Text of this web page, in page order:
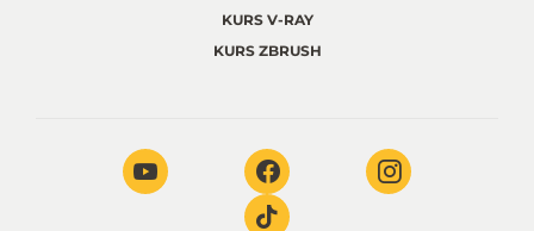
KURS V-RAY
KURS ZBRUSH